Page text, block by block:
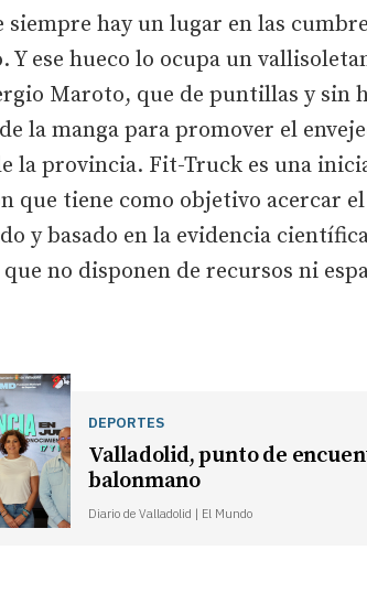
siempre hay un lugar en las
Y ese hueco lo ocupa un
Maroto, que de puntillas y sin
la manga para promover el
la provincia. Fit-Truck es una
que tiene como objetivo acercar
y basado en la evidencia
no disponen de recursos ni
DEPORTES
Valladolid, punto de
balonmano
Diario de Valladolid | El Mundo